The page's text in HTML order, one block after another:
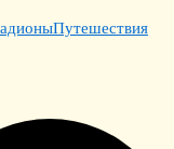
Путешествия